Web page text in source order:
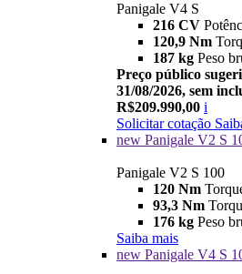
Panigale V4 S
216 CV
120,9 Nm
187 kg Peso
Preço público
31/08/2026, sem
R$209.990,00 i
Solicitar cotação
new Panigale V2 S
Panigale V2 S 100
120 Nm
93,3 Nm
176 kg Peso
Saiba mais
new Panigale V4 S